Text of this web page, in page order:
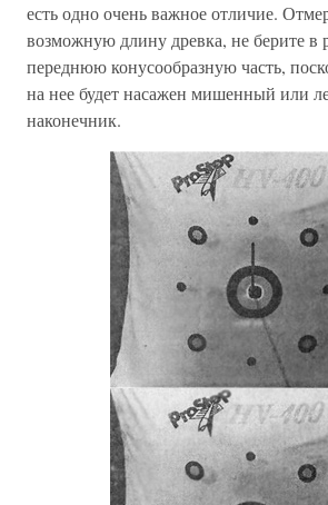
есть одно очень важное отличие.
возможную длину древка, не берите в
переднюю конусообразную часть,
на нее будет насажен мишенный или
наконечник.